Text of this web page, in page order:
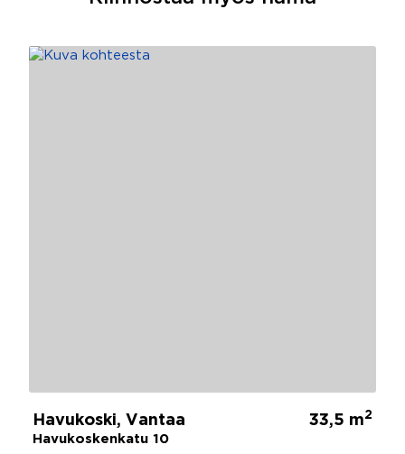
Havukoski, Vantaa
Havukoskenkatu 10
33,5 m2